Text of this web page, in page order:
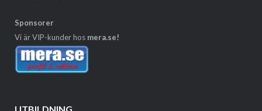
Sponsorer
Vi är VIP-kunder hos mera.se!